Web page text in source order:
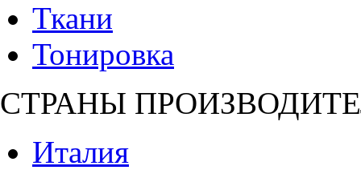
Ткани
Тонировка
СТРАНЫ
Италия